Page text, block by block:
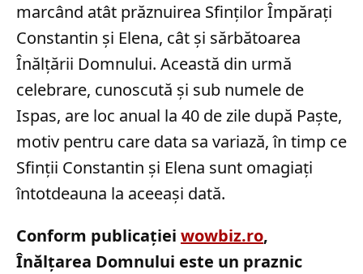
marcând atât prăznuirea Sfinților Împărați
Constantin și Elena, cât și sărbătoarea
Înălțării Domnului. Această din urmă
celebrare, cunoscută și sub numele de
Ispas, are loc anual la 40 de zile după Paște,
motiv pentru care data sa variază, în timp ce
Sfinții Constantin și Elena sunt omagiați
întotdeauna la aceeași dată.
Conform publicației wowbiz.ro,
Înălțarea Domnului este un praznic